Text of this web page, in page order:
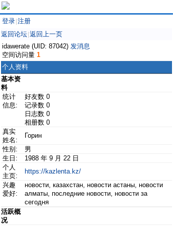
登录 注册
返回论坛 返回上一页
idawerate (UID: 87042) 发消息
空间访问量 1
个人资料
基本资
料
统计
信息:
好友数 0
记录数 0
日志数 0
相册数 0
真实
姓名:
Горин
性别:
男
生日:
1988 年 9 月 22 日
个人
主页:
https://kazlenta.kz/
兴趣
爱好:
новости, казахстан, новости астаны, новости
алматы, последние новости, новости за
сегодня
活跃概
况